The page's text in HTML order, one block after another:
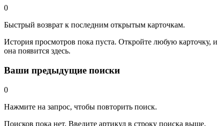
0
Быстрый возврат к последним открытым карточкам.
История просмотров пока пуста. Откройте любую карточку, и
она появится здесь.
Ваши предыдущие поиски
0
Нажмите на запрос, чтобы повторить поиск.
Поисков пока нет. Введите артикул в строку поиска выше.